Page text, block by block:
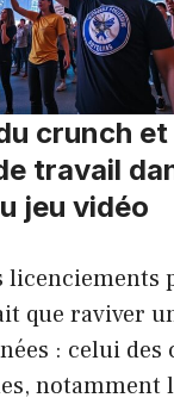
crunch et
travail
jeu vidéo
licenciements
que raviver
: celui des
notamment